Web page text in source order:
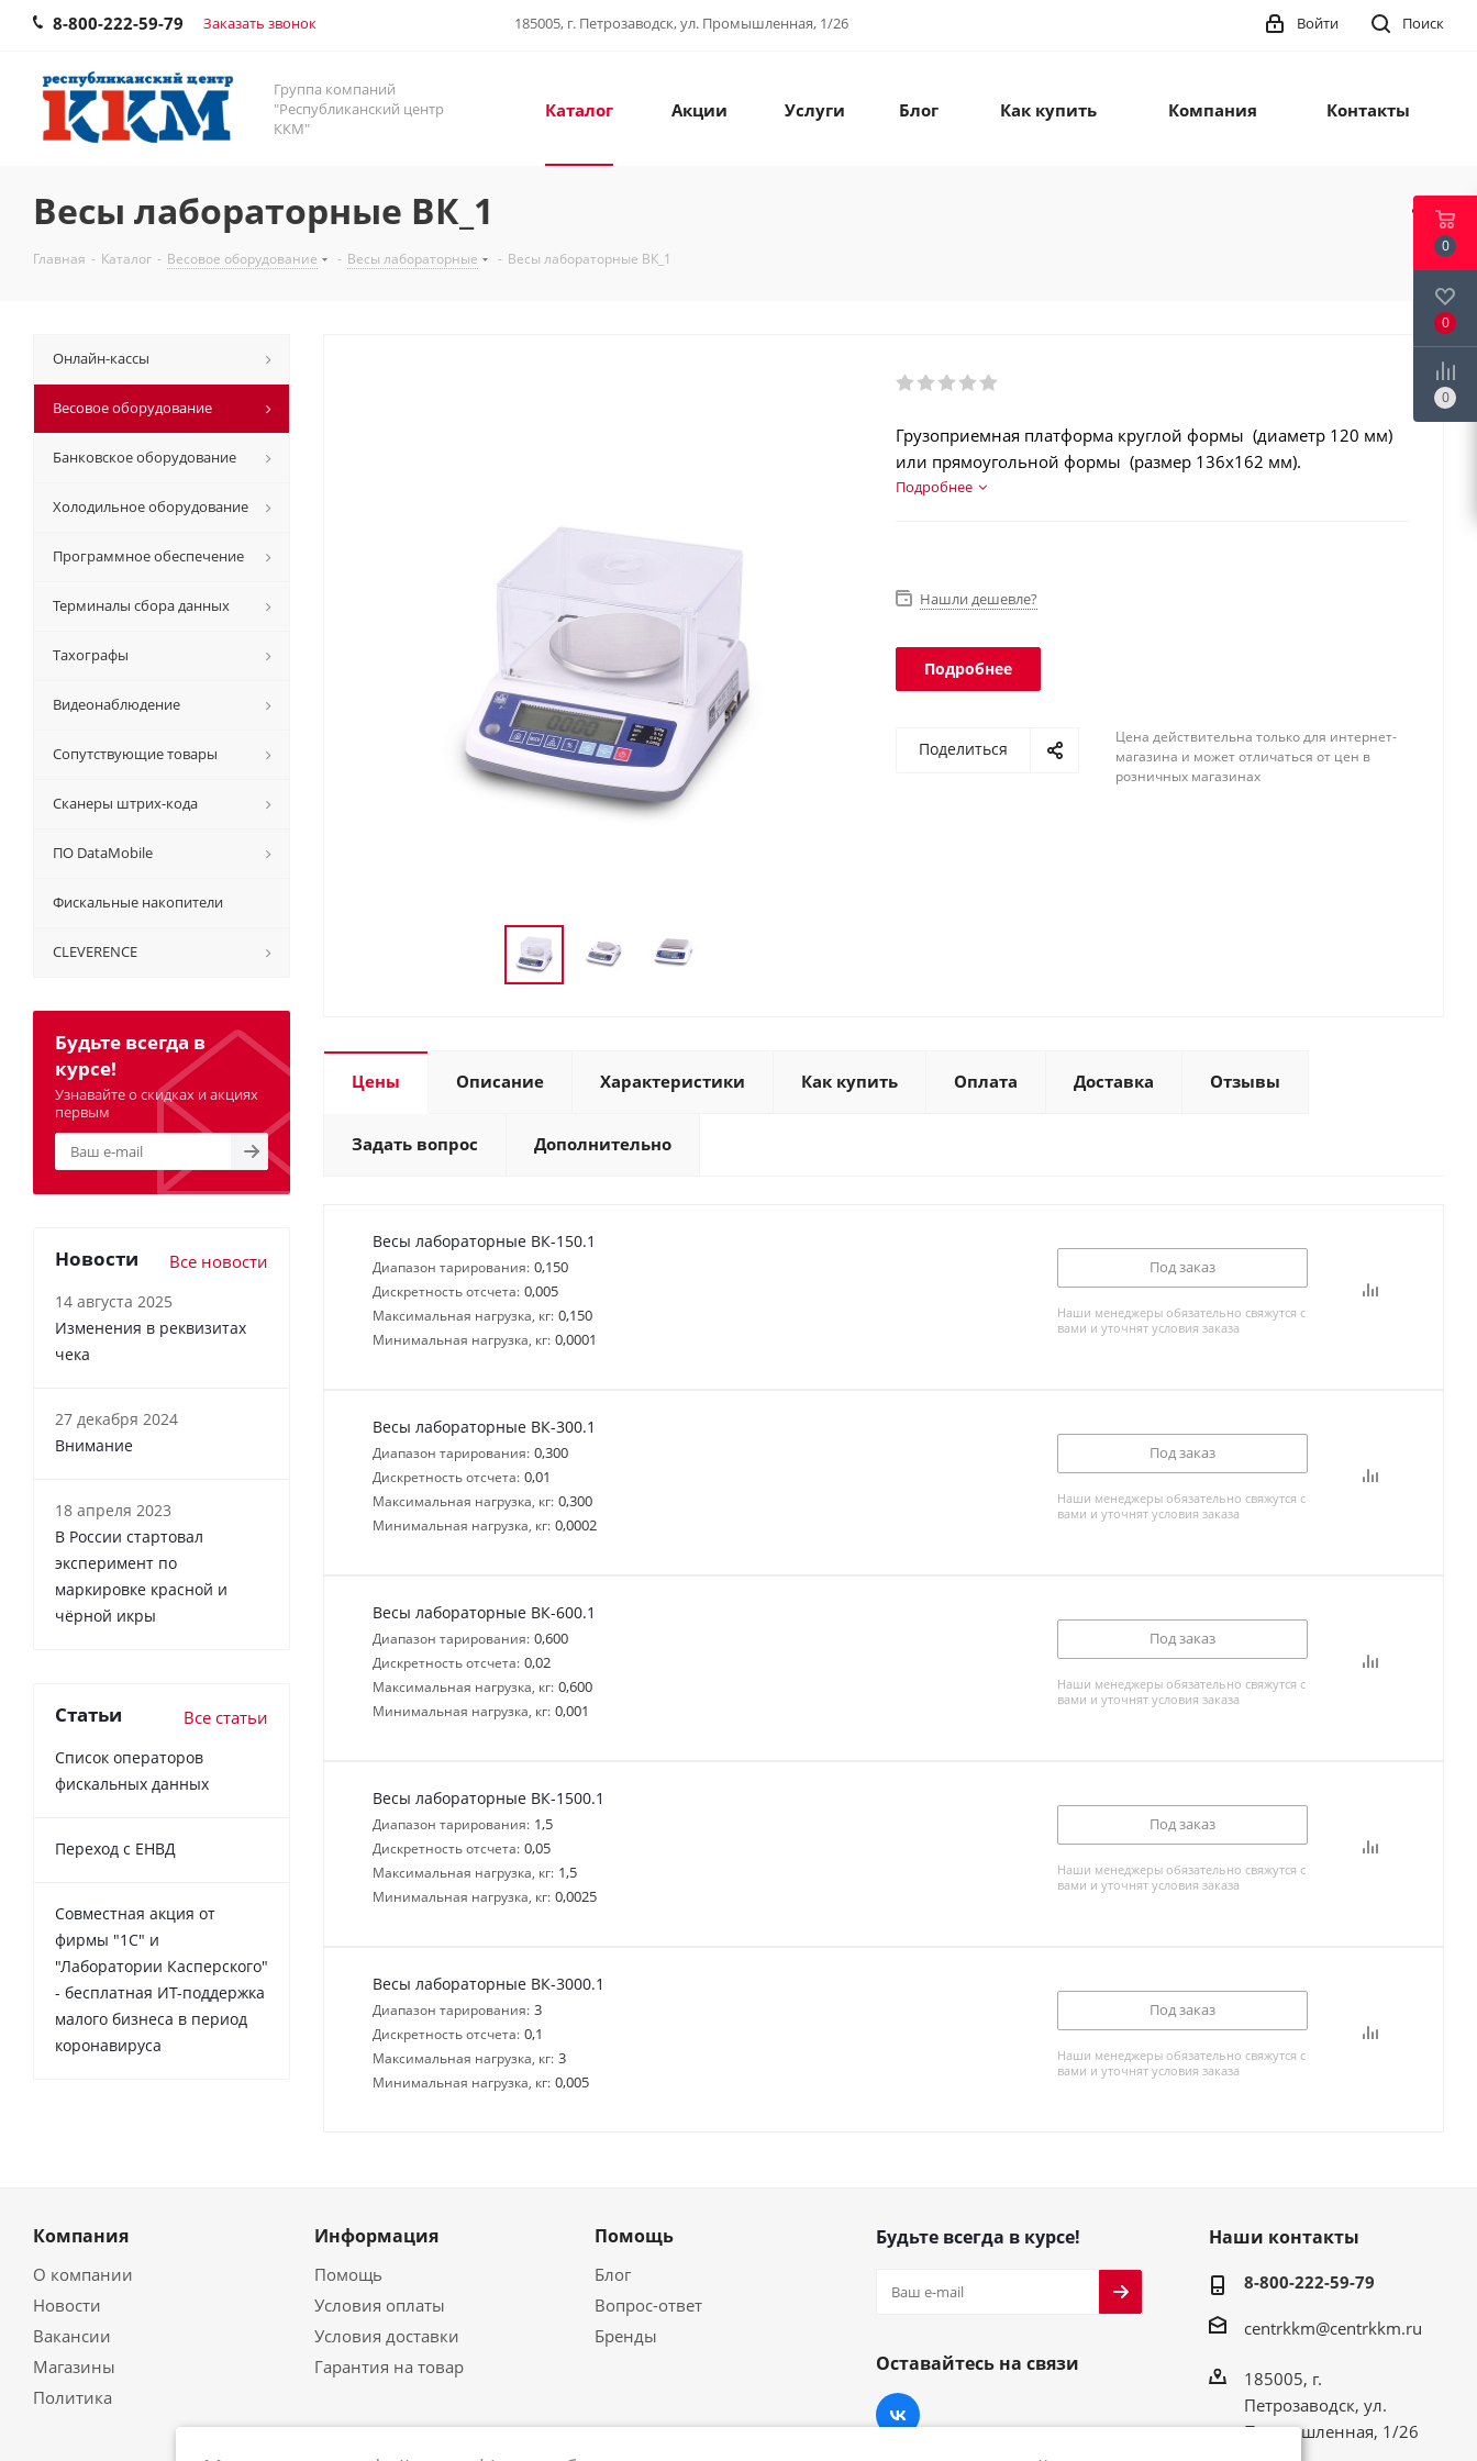
8-800-222-59-79 Заказать звонок 185005, г. Петрозаводск, ул. Промышленная, 1/26 Поиск
Войти
Группа компаний
"Республиканский центр
ККМ"
Каталог Акции Услуги Блог Как купить Компания Контакты
Весы лабораторные ВК_1
Главная - Каталог - Весовое оборудование - Весы лабораторные - Весы лабораторные ВК_1
Грузоприемная платформа круглой формы (диаметр 120 мм)
или прямоугольной формы (размер 136х162 мм).
Максимальная нагрузка 150, 300, 600, 1500, 3000 г.
Подробнее
Нашли дешевле?
Подробнее
Поделиться
Цена действительна только для интернет-
магазина и может отличаться от цен в
розничных магазинах
Цены Описание Характеристики Как купить Оплата Доставка Отзывы
Задать вопрос Дополнительно
Весы лабораторные ВК-150.1
Диапазон тарирования: 0,150
Дискретность отсчета: 0,005
Максимальная нагрузка, кг: 0,150
Минимальная нагрузка, кг: 0,0001
Под заказ
Наши менеджеры обязательно свяжутся с
вами и уточнят условия заказа
Весы лабораторные ВК-300.1
Диапазон тарирования: 0,300
Дискретность отсчета: 0,01
Максимальная нагрузка, кг: 0,300
Минимальная нагрузка, кг: 0,0002
Под заказ
Наши менеджеры обязательно свяжутся с
вами и уточнят условия заказа
Весы лабораторные ВК-600.1
Диапазон тарирования: 0,600
Дискретность отсчета: 0,02
Максимальная нагрузка, кг: 0,600
Минимальная нагрузка, кг: 0,001
Под заказ
Наши менеджеры обязательно свяжутся с
вами и уточнят условия заказа
Весы лабораторные ВК-1500.1
Диапазон тарирования: 1,5
Дискретность отсчета: 0,05
Максимальная нагрузка, кг: 1,5
Минимальная нагрузка, кг: 0,0025
Под заказ
Наши менеджеры обязательно свяжутся с
вами и уточнят условия заказа
Весы лабораторные ВК-3000.1
Диапазон тарирования: 3
Дискретность отсчета: 0,1
Максимальная нагрузка, кг: 3
Минимальная нагрузка, кг: 0,005
Под заказ
Наши менеджеры обязательно свяжутся с
вами и уточнят условия заказа
Онлайн-кассы
Весовое оборудование
Банковское оборудование
Холодильное оборудование
Программное обеспечение
Терминалы сбора данных
Тахографы
Видеонаблюдение
Сопутствующие товары
Сканеры штрих-кода
ПО DataMobile
Фискальные накопители
CLEVERENCE
Будьте всегда в
курсе!
Узнавайте о скидках и акциях
первым
Новости Все новости
14 августа 2025
Изменения в реквизитах
чека
27 декабря 2024
Внимание
18 апреля 2023
В России cтартовал
эксперимент по
маркировке красной и
чёрной икры
Статьи Все статьи
Список операторов
фискальных данных
Переход с ЕНВД
Совместная акция от
фирмы "1С" и
"Лаборатории Касперского"
- бесплатная ИТ-поддержка
малого бизнеса в период
коронавируса
Компания
О компании
Новости
Вакансии
Магазины
Политика
Информация
Помощь
Условия оплаты
Условия доставки
Гарантия на товар
Помощь
Блог
Вопрос-ответ
Бренды
Будьте всегда в курсе!
Оставайтесь на связи
Наши контакты
8-800-222-59-79
centrkkm@centrkkm.ru
185005, г.
Петрозаводск, ул.
Промышленная, 1/26
0
0
0